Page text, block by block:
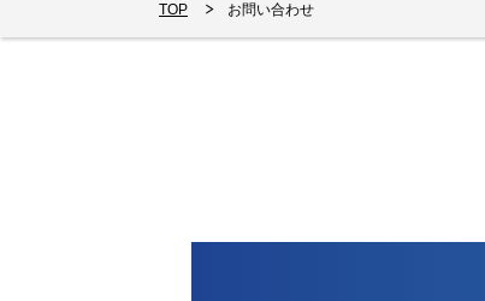
TOP お問い合わせ